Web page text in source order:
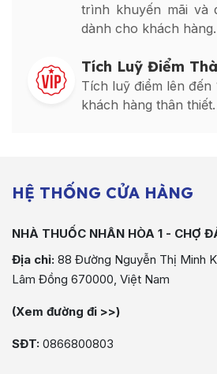
trình khuyến mãi và
dành cho khách hàng.
Tích Luỹ Điểm
Tích luỹ điểm lên đến
khách hàng thân thiết.
HỆ THỐNG CỬA HÀNG
NHÀ THUỐC NHÂN HÒA 1 - CHỢ
Địa chỉ: 88 Đường Nguyễn Thị Minh
Lâm Đồng 670000, Việt Nam
(Xem đường đi >>)
SĐT: 0866800803